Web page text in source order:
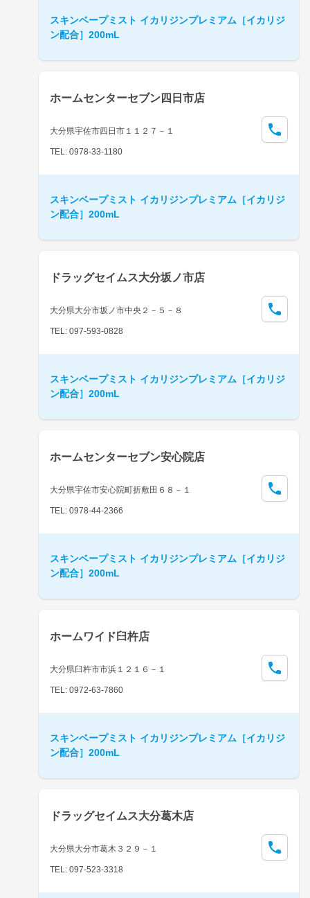
スキンベープミスト イカリジンプレミアム［イカリジ
ン配合］200mL
ホームセンターセブン四日市店
大分県宇佐市四日市１１２７－１
TEL: 0978-33-1180
スキンベープミスト イカリジンプレミアム［イカリジ
ン配合］200mL
ドラッグセイムス大分坂ノ市店
大分県大分市坂ノ市中央２－５－８
TEL: 097-593-0828
スキンベープミスト イカリジンプレミアム［イカリジ
ン配合］200mL
ホームセンターセブン安心院店
大分県宇佐市安心院町折敷田６８－１
TEL: 0978-44-2366
スキンベープミスト イカリジンプレミアム［イカリジ
ン配合］200mL
ホームワイド臼杵店
大分県臼杵市市浜１２１６－１
TEL: 0972-63-7860
スキンベープミスト イカリジンプレミアム［イカリジ
ン配合］200mL
ドラッグセイムス大分葛木店
大分県大分市葛木３２９－１
TEL: 097-523-3318